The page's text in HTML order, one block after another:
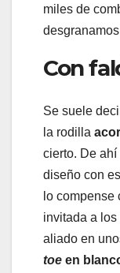
miles de
Con
Se suele
la rodilla
cierto. De ahí
diseño con
lo compense
invitada a
aliado en
toe en